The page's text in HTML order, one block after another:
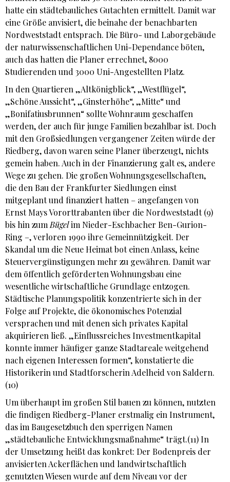
hatte ein städtebauliches Gutachten ermittelt. Damit war
eine Größe anvisiert, die beinahe der benachbarten
Nordweststadt entsprach. Die Büro- und Laborgebäude
der naturwissenschaftlichen Uni-Dependance böten,
auch das hatten die Planer errechnet, 8000
Studierenden und 3000 Uni-Angestellten Platz.
In den Quartieren „Altkönigblick“, „Westflügel“,
„Schöne Aussicht“, „Ginsterhöhe“, „Mitte“ und
„Bonifatiusbrunnen“ sollte Wohnraum geschaffen
werden, der auch für junge Familien bezahlbar ist. Doch
mit den Großsiedlungen vergangener Zeiten würde der
Riedberg, davon waren seine Planer überzeugt, nichts
gemein haben. Auch in der Finanzierung galt es, andere
Wege zu gehen. Die großen Wohnungsgesellschaften,
die den Bau der Frankfurter Siedlungen einst
mitgeplant und finanziert hatten – angefangen von
Ernst Mays Vororttrabanten über die Nordweststadt (9)
bis hin zum Bügelim Nieder-Eschbacher Ben-Gurion-
Ring –, verloren 1990 ihre Gemeinnützigkeit. Der
Skandal um die Neue Heimat bot einen Anlass, keine
Steuervergünstigungen mehr zu gewähren. Damit war
dem öffentlich geförderten Wohnungsbau eine
wesentliche wirtschaftliche Grundlage entzogen.
Städtische Planungspolitik konzentrierte sich in der
Folge auf Projekte, die ökonomisches Potenzial
versprachen und mit denen sich privates Kapital
akquirieren ließ. „Einflussreiches Investmentkapital
konnte immer häufiger ganze Stadtareale weitgehend
nach eigenen Interessen formen“, konstatierte die
Historikerin und Stadtforscherin Adelheid von Saldern.
(10)
Um überhaupt im großen Stil bauen zu können, nutzten
die findigen Riedberg-Planer erstmalig ein Instrument,
das im Baugesetzbuch den sperrigen Namen
„städtebauliche Entwicklungsmaßnahme“ trägt.(11) In
der Umsetzung heißt das konkret: Der Bodenpreis der
anvisierten Ackerflächen und landwirtschaftlich
genutzten Wiesen wurde auf dem Niveau vor der